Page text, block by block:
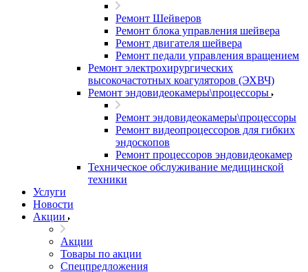
Ремонт Шейверов
Ремонт блока управления шейвера
Ремонт двигателя шейвера
Ремонт педали управления вращением
Ремонт электрохирургических
высокочастотных коагуляторов (ЭХВЧ)
Ремонт эндовидеокамеры\процессоры
Ремонт эндовидеокамеры\процессоры
Ремонт видеопроцессоров для гибких
эндоскопов
Ремонт процессоров эндовидеокамер
Техническое обслуживание медицинской
техники
Услуги
Новости
Акции
Акции
Товары по акции
Спецпредложения